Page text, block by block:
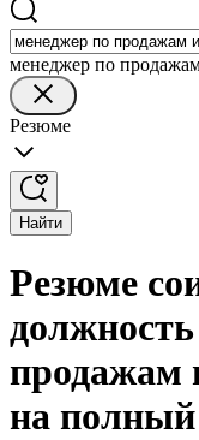
менеджер по
Резюме
Найти
Резюме
продажам
на полный